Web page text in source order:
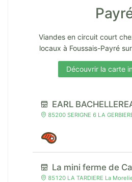
Viandes en circuit court
locaux à Foussais-Payré
Découvrir la carte
EARL
85200 SERIGNE 6 LA
La mini ferme de
85120 LA TARDIERE La